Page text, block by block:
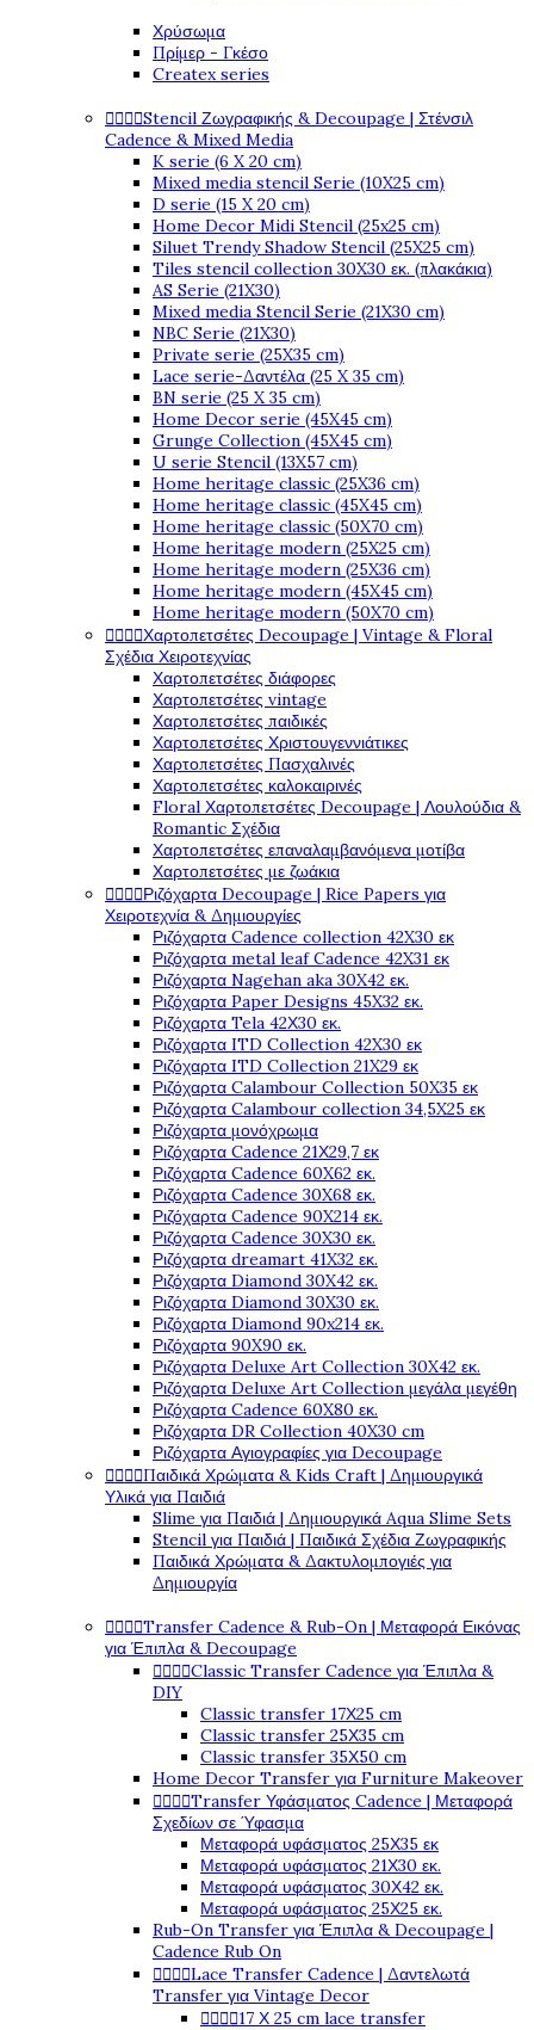
Χρύσωμα
Πρίμερ - Γκέσο
Createx series
Stencil Ζωγραφικής & Decoupage | Στένσιλ
Cadence & Mixed Media
K serie (6 X 20 cm)
Mixed media stencil Serie (10X25 cm)
D serie (15 X 20 cm)
Home Decor Midi Stencil (25x25 cm)
Siluet Trendy Shadow Stencil (25X25 cm)
Tiles stencil collection 30X30 εκ. (πλακάκια)
AS Serie (21X30)
Mixed media Stencil Serie (21X30 cm)
NBC Serie (21X30)
Private serie (25X35 cm)
Lace serie-Δαντέλα (25 X 35 cm)
BN serie (25 X 35 cm)
Home Decor serie (45X45 cm)
Grunge Collection (45X45 cm)
U serie Stencil (13X57 cm)
Home heritage classic (25X36 cm)
Home heritage classic (45X45 cm)
Home heritage classic (50X70 cm)
Home heritage modern (25X25 cm)
Home heritage modern (25X36 cm)
Home heritage modern (45X45 cm)
Home heritage modern (50X70 cm)
Χαρτοπετσέτες Decoupage | Vintage & Floral
Σχέδια Χειροτεχνίας
Χαρτοπετσέτες διάφορες
Χαρτοπετσέτες vintage
Χαρτοπετσέτες παιδικές
Χαρτοπετσέτες Χριστουγεννιάτικες
Χαρτοπετσέτες Πασχαλινές
Χαρτοπετσέτες καλοκαιρινές
Floral Χαρτοπετσέτες Decoupage | Λουλούδια &
Romantic Σχέδια
Χαρτοπετσέτες επαναλαμβανόμενα μοτίβα
Χαρτοπετσέτες με ζωάκια
Ριζόχαρτα Decoupage | Rice Papers για
Χειροτεχνία & Δημιουργίες
Ριζόχαρτα Cadence collection 42X30 εκ
Ριζόχαρτα metal leaf Cadence 42X31 εκ
Ριζόχαρτα Nagehan aka 30X42 εκ.
Ριζόχαρτα Paper Designs 45X32 εκ.
Ριζόχαρτα Tela 42Χ30 εκ.
Ριζόχαρτα ITD Collection 42X30 εκ
Ριζόχαρτα ITD Collection 21X29 εκ
Ριζόχαρτα Calambour Collection 50X35 εκ
Ριζόχαρτα Calambour collection 34,5X25 εκ
Ριζόχαρτα μονόχρωμα
Ριζόχαρτα Cadence 21Χ29,7 εκ
Ριζόχαρτα Cadence 60X62 εκ.
Ριζόχαρτα Cadence 30X68 εκ.
Ριζόχαρτα Cadence 90X214 εκ.
Ριζόχαρτα Cadence 30X30 εκ.
Ριζόχαρτα dreamart 41X32 εκ.
Ριζόχαρτα Diamond 30X42 εκ.
Ριζόχαρτα Diamond 30X30 εκ.
Ριζόχαρτα Diamond 90x214 εκ.
Ριζόχαρτα 90X90 εκ.
Ριζόχαρτα Deluxe Art Collection 30X42 εκ.
Ριζόχαρτα Deluxe Art Collection μεγάλα μεγέθη
Ριζόχαρτα Cadence 60X80 εκ.
Ριζόχαρτα DR Collection 40X30 cm
Ριζόχαρτα Αγιογραφίες για Decoupage
Παιδικά Χρώματα & Kids Craft | Δημιουργικά
Υλικά για Παιδιά
Slime για Παιδιά | Δημιουργικά Aqua Slime Sets
Stencil για Παιδιά | Παιδικά Σχέδια Ζωγραφικής
Παιδικά Χρώματα & Δακτυλομπογιές για
Δημιουργία
Transfer Cadence & Rub-On | Μεταφορά Εικόνας
για Έπιπλα & Decoupage
Classic Transfer Cadence για Έπιπλα &
DIY
Classic transfer 17Χ25 cm
Classic transfer 25Χ35 cm
Classic transfer 35Χ50 cm
Home Decor Transfer για Furniture Makeover
Transfer Υφάσματος Cadence | Μεταφορά
Σχεδίων σε Ύφασμα
Μεταφορά υφάσματος 25Χ35 εκ
Μεταφορά υφάσματος 21Χ30 εκ.
Μεταφορά υφάσματος 30Χ42 εκ.
Μεταφορά υφάσματος 25Χ25 εκ.
Rub-On Transfer για Έπιπλα & Decoupage |
Cadence Rub On
Lace Transfer Cadence | Δαντελωτά
Transfer για Vintage Decor
17 Χ 25 cm lace transfer